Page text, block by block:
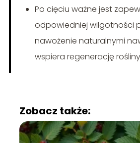
Po cięciu ważne jest
odpowiedniej wilgotności
nawożenie naturalnymi
wspiera regenerację
Zobacz także: